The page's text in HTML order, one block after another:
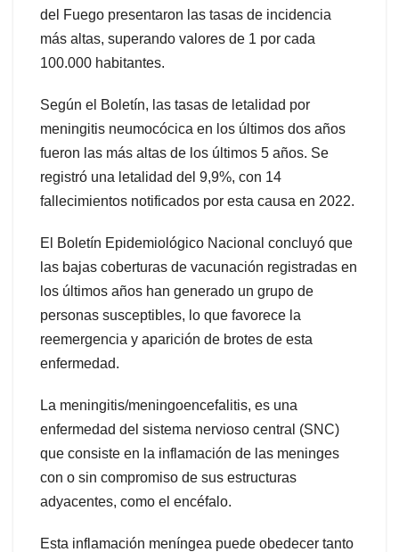
del Fuego presentaron las tasas de incidencia
más altas, superando valores de 1 por cada
100.000 habitantes.
Según el Boletín, las tasas de letalidad por
meningitis neumocócica en los últimos dos años
fueron las más altas de los últimos 5 años. Se
registró una letalidad del 9,9%, con 14
fallecimientos notificados por esta causa en 2022.
El Boletín Epidemiológico Nacional concluyó que
las bajas coberturas de vacunación registradas en
los últimos años han generado un grupo de
personas susceptibles, lo que favorece la
reemergencia y aparición de brotes de esta
enfermedad.
La meningitis/meningoencefalitis, es una
enfermedad del sistema nervioso central (SNC)
que consiste en la inflamación de las meninges
con o sin compromiso de sus estructuras
adyacentes, como el encéfalo.
Esta inflamación meníngea puede obedecer tanto